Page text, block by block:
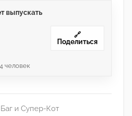
выпускать
человек
🔗
Поделиться
и Супер-Кот